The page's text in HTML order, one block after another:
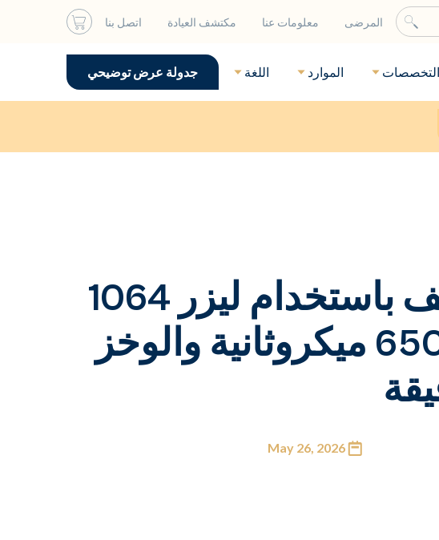
المرضى معلومات عنا مكتشف العيادة اتصل بنا
التخصصات الموارد اللغة جدولة عرض توضيحي
علاج الكلف باستخدام ليزر 1064
نانومتر و650 ميكروثانية والوخز
May 26, 2026